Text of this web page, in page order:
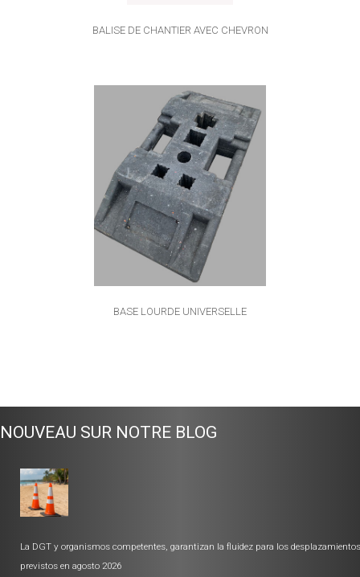
BALISE DE CHANTIER AVEC CHEVRON
BASE LOURDE UNIVERSELLE
NOUVEAU SUR NOTRE BLOG
La DGT y organismos competentes, garantizan la fluidez para los desplazamientos
previstos en agosto 2026